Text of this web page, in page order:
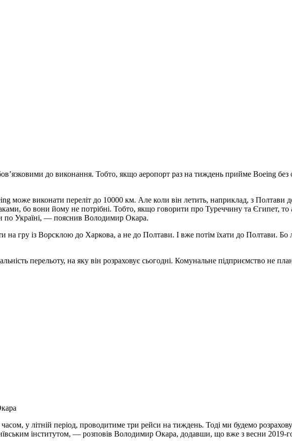
до виконання. Тобто, якщо аеропорт раз на тиждень прийме Boeing
може виконати переліт до 10000 км. Але коли він летить, наприклад, з Полтави
бо вони йому не потрібні. Тобто, якщо говорити про Туреччину та Єгипет, то
по Україні, — пояснив Володимир Окара.
на гру із Ворсклою до Харкова, а не до Полтави. І вже потім їхати до Полтави. Бо
перельоту, на яку він розраховує сьогодні. Комунальне підприємство не
у літній період, проводитиме три рейси на тиждень. Тоді ми будемо
інститутом, — розповів Володимир Окара, додавши, що вже з весни 2019-